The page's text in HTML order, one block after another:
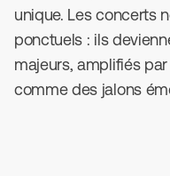
unique. Les concerts
ponctuels : ils
majeurs, amplifiés
comme des jalons